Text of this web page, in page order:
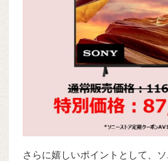
さらに嬉しいポイントとして、